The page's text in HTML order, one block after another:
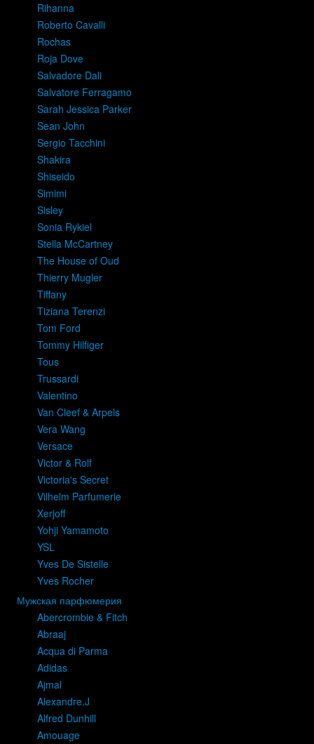
Rihanna
Roberto Cavalli
Rochas
Roja Dove
Salvadore Dali
Salvatore Ferragamo
Sarah Jessica Parker
Sean John
Sergio Tacchini
Shakira
Shiseido
Simimi
Sisley
Sonia Rykiel
Stella McCartney
The House of Oud
Thierry Mugler
Tiffany
Tiziana Terenzi
Tom Ford
Tommy Hilfiger
Tous
Trussardi
Valentino
Van Cleef & Arpels
Vera Wang
Versace
Victor & Rolf
Victoria's Secret
Vilhelm Parfumerie
Xerjoff
Yohji Yamamoto
YSL
Yves De Sistelle
Yves Rocher
Мужская парфюмерия
Abercrombie & Fitch
Abraaj
Acqua di Parma
Adidas
Ajmal
Alexandre.J
Alfred Dunhill
Amouage